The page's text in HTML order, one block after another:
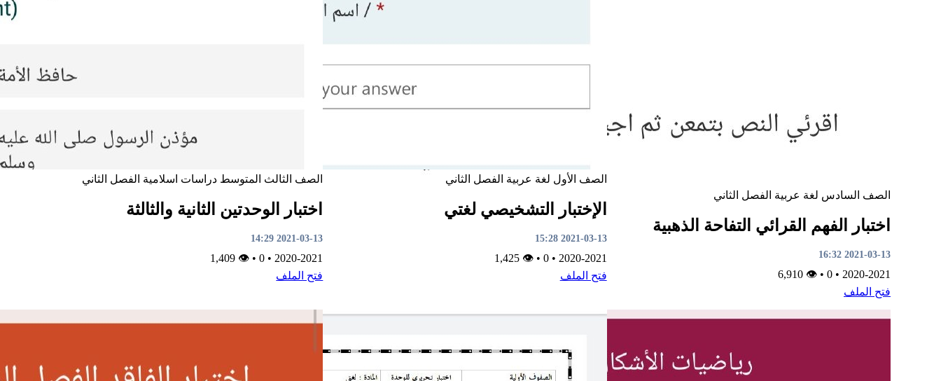
الصف السادس لغة عربية الفصل الثاني
اختبار الفهم القرائي التفاحة الذهبية
2021-03-13 16:32
2020-2021
•
•
👁 6,910
فتح الملف
الصف الأول لغة عربية الفصل الثاني
الإختبار التشخيصي لغتي
2021-03-13 15:28
2020-2021
•
0
•
👁 1,425
فتح الملف
الصف الثالث المتوسط دراسات اسلامية الفصل الثاني
اختبار الوحدتين الثانية والثالثة
2021-03-13 14:29
2020-2021
•
•
👁 1,409
فتح الملف